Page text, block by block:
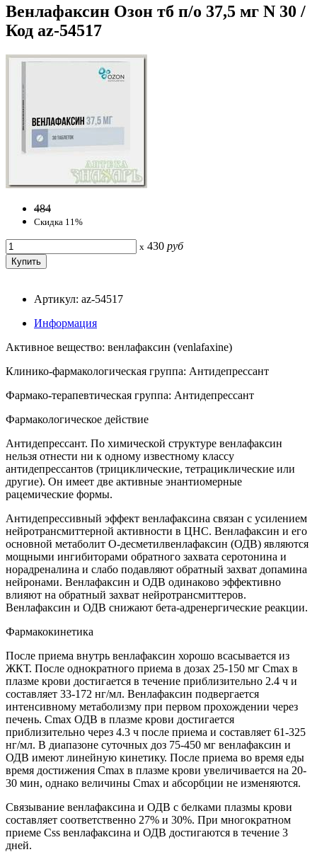
Венлафаксин Озон тб п/о 37,5 мг N 30 /
Код az-54517
484
Скидка 11%
x 430 руб
Артикул: az-54517
Информация
Активное вещество: венлафаксин (venlafaxine)
Клинико-фармакологическая группа: Антидепрессант
Фармако-терапевтическая группа: Антидепрессант
Фармакологическое действие
Антидепрессант. По химической структуре венлафаксин
нельзя отнести ни к одному известному классу
антидепрессантов (трициклические, тетрациклические или
другие). Он имеет две активные энантиомерные
рацемические формы.
Антидепрессивный эффект венлафаксина связан с усилением
нейротрансмиттерной активности в ЦНС. Венлафаксин и его
основной метаболит O-десметилвенлафаксин (ОДВ) являются
мощными ингибиторами обратного захвата серотонина и
норадреналина и слабо подавляют обратный захват допамина
нейронами. Венлафаксин и ОДВ одинаково эффективно
влияют на обратный захват нейротрансмиттеров.
Венлафаксин и ОДВ снижают бета-адренергические реакции.
Фармакокинетика
После приема внутрь венлафаксин хорошо всасывается из
ЖКТ. После однократного приема в дозах 25-150 мг Cmax в
плазме крови достигается в течение приблизительно 2.4 ч и
составляет 33-172 нг/мл. Венлафаксин подвергается
интенсивному метаболизму при первом прохождении через
печень. Cmax ОДВ в плазме крови достигается
приблизительно через 4.3 ч после приема и составляет 61-325
нг/мл. В диапазоне суточных доз 75-450 мг венлафаксин и
ОДВ имеют линейную кинетику. После приема во время еды
время достижения Cmax в плазме крови увеличивается на 20-
30 мин, однако величины Cmax и абсорбции не изменяются.
Связывание венлафаксина и ОДВ с белками плазмы крови
составляет соответственно 27% и 30%. При многократном
приеме Css венлафаксина и ОДВ достигаются в течение 3
дней.